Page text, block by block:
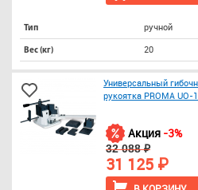
Тип ручной
Вес (кг) 20
Универсальный
рукоятка PROMA UO-
Акция -3%
32 088 ₽
31 125 ₽